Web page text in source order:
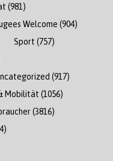
(981)
Welcome (904)
Sport (757)
(917)
Mobilität (1056)
(3816)